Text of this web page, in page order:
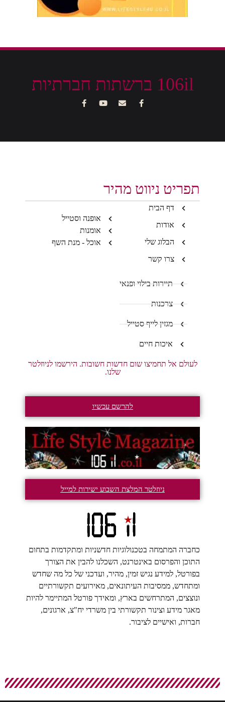
106il ברשתות חברתיות
תפריט ניווט מהיר
דף הבית
אודות
הבלוג שלי
צרו קשר
אופנה וסטייל
אומנות
אוכל - מנת השף
תיירות בילוי ופנאי
צרכנות
מגזין לייף סטייל
איכות חיים
לעולם אל תחמיצו שום חדשות חשובות. הירשמו לניוזלטר
שלנו.
להרשם עכשיו
ניוזלטר המלצת השבוע ישירות למייל
כחברה המתמחה בטכנולוגיות חדשניות ומתקדמות בתחום
התוכן והפרסום באינטרנט, השכלנו להבין את הצורך
בפורטל, למידע נגיש זמין, מהיר, ועדכני של כל מה שחדש
ומתחדש, ממסיבות העיתונאים, מאירועים תקשורתיים
ונוצצים, המתרחשים בארץ, ומאידך פורטל המתיימר להיות
מאגר מידע וצינור תקשורתי בין משרדי יח"צ, ארגונים,
חברות, ואישיים לציבור.